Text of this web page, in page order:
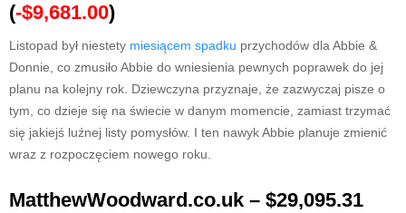
(-$9,681.00)
Listopad był niestety miesiącem spadku przychodów dla Abbie &
Donnie, co zmusiło Abbie do wniesienia pewnych poprawek do jej
planu na kolejny rok. Dziewczyna przyznaje, że zazwyczaj pisze o
tym, co dzieje się na świecie w danym momencie, zamiast trzymać
się jakiejś luźnej listy pomysłów. I ten nawyk Abbie planuje zmienić
wraz z rozpoczęciem nowego roku.
MatthewWoodward.co.uk – $29,095.31